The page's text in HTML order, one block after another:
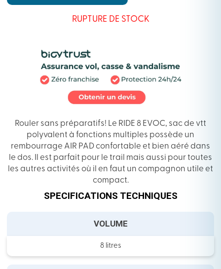
RUPTURE DE STOCK
Rouler sans préparatifs! Le RIDE 8 EVOC, sac de vtt
polyvalent à fonctions multiples possède un
rembourrage AIR PAD confortable et bien aéré dans
le dos. Il est parfait pour le trail mais aussi pour toutes
les autres activités où il en faut un compagnon utile et
compact.
SPECIFICATIONS TECHNIQUES
VOLUME
8 litres